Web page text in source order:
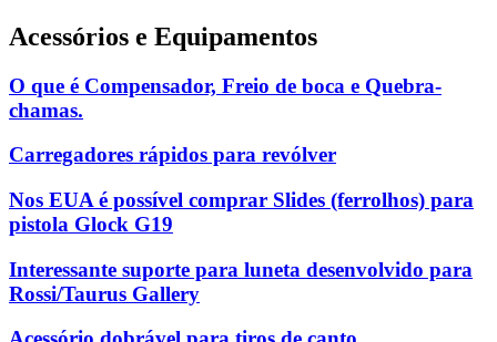
Acessórios e Equipamentos
O que é Compensador, Freio de boca e Quebra-
chamas.
Carregadores rápidos para revólver
Nos EUA é possível comprar Slides (ferrolhos) para
pistola Glock G19
Interessante suporte para luneta desenvolvido para
Rossi/Taurus Gallery